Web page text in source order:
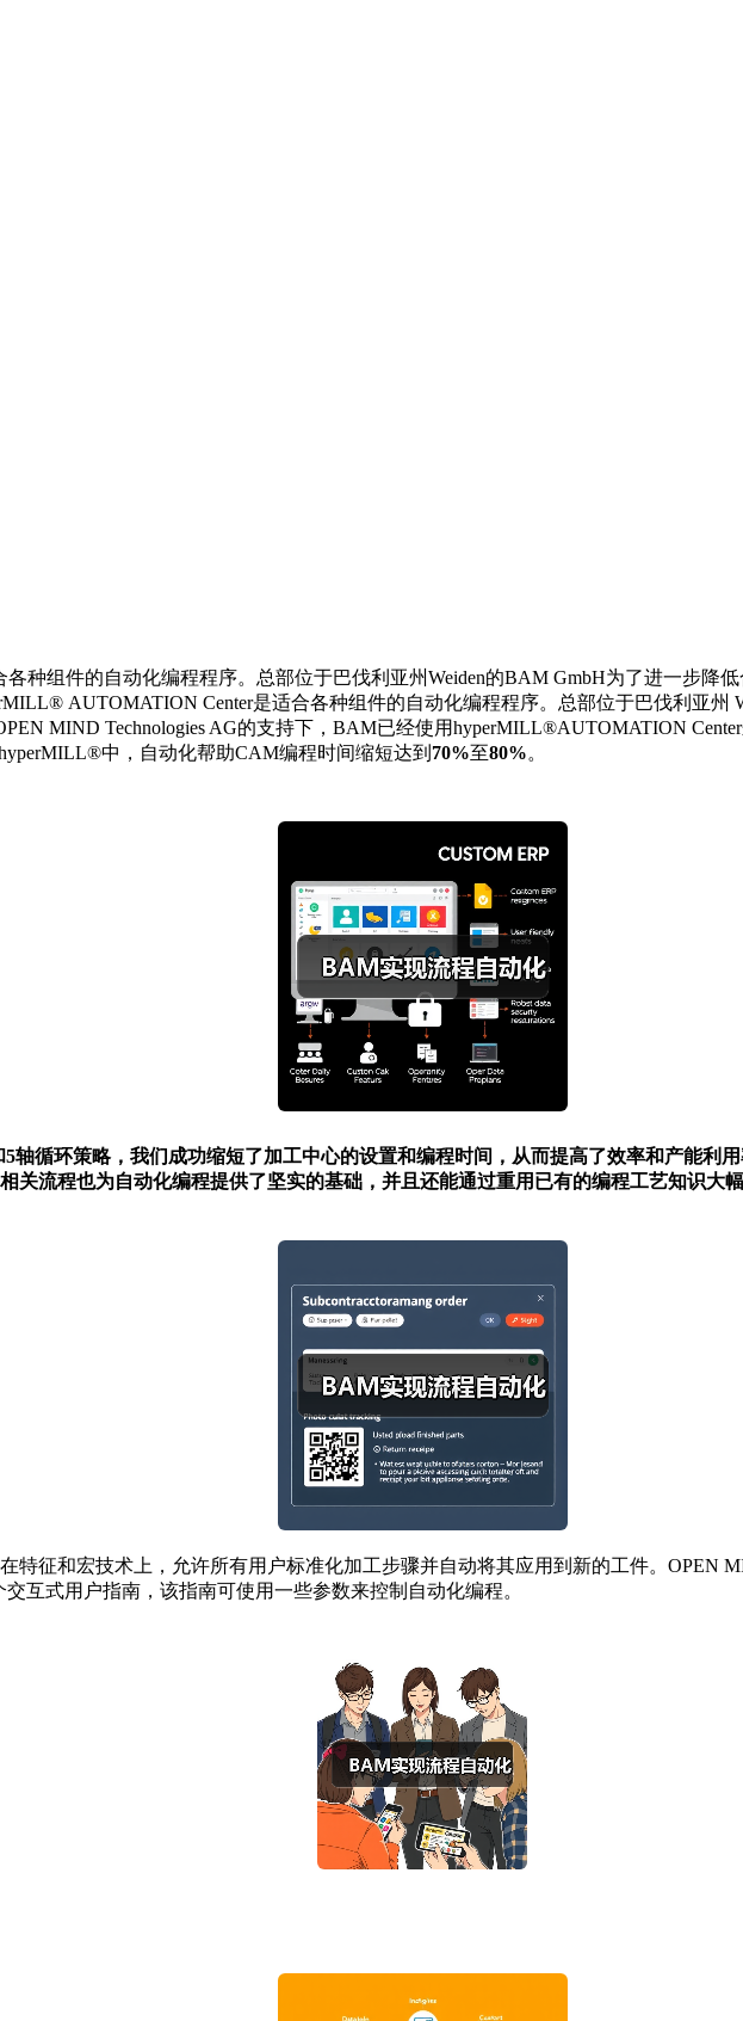
各种组件的自动化编程程序。总部位于巴伐利亚州Weiden的BAM GmbH为了进一步降
AUTOMATION Center是适合各种组件的自动化编程程序。总部位于巴伐利亚州
MIND Technologies AG的支持下，BAM已经使用hyperMILL®AUTOMATION
中，自动化帮助CAM编程时间缩短达到 70%至80%。
循环策略，我们成功缩短了加工中心的设置和编程时间，从而提高了效率和产能利用
流程也为自动化编程提供了坚实的基础，并且还能通过重用已有的编程工艺知识大幅
征和宏技术上，允许所有用户标准化加工步骤并自动将其应用到新的工件。OPEN
互式用户指南，该指南可使用一些参数来控制自动化编程。